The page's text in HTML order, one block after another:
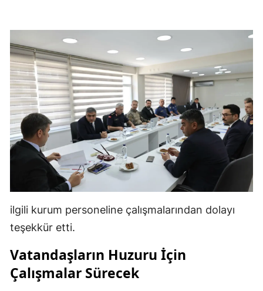
ilgili kurum personeline çalışmalarından dolayı
teşekkür etti.
Vatandaşların Huzuru İçin
Çalışmalar Sürecek